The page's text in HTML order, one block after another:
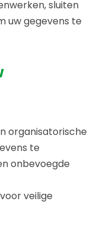
sluiten
uw gegevens te
organisatorische
te
onbevoegde
veilige